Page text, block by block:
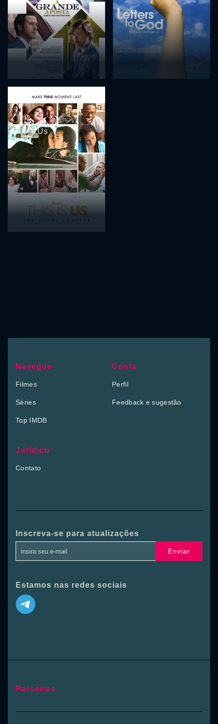
This Is Us
Navegue
Filmes
Séries
Top IMDB
Conta
Perfil
Feedback e sugestão
Jurídico
Contato
Inscreva-se para atualizações
Enviar
Estamos nas redes sociais
Parceiros